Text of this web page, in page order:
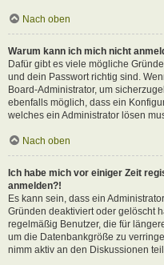
Nach oben
Warum kann ich mich nicht
Dafür gibt es viele mögliche
und dein Passwort richtig sind.
Board-Administrator, um
ebenfalls möglich, dass ein
welches ein Administrator lösen
Nach oben
Ich habe mich vor einiger Zeit
anmelden?!
Es kann sein, dass ein
Gründen deaktiviert oder gelöscht
regelmäßig Benutzer, die für
um die Datenbankgröße zu
nimm aktiv an den Diskussionen